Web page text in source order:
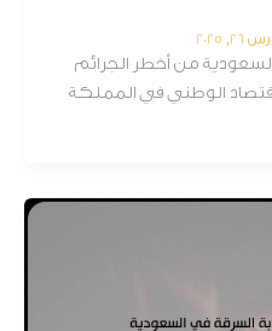
2025
من أخطر الجرائم
الوطني في المملكة